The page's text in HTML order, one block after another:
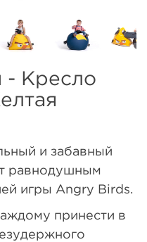
Кресло
и забавный
равнодушным
игры Angry Birds.
принести в